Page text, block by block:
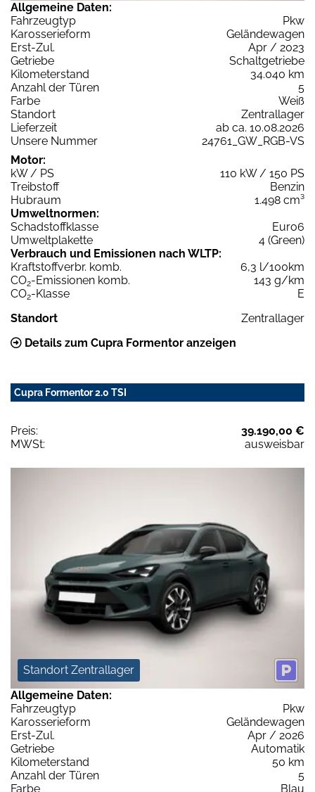
Allgemeine Daten:
Fahrzeugtyp
Pkw
Karosserieform
Geländewagen
Erst-Zul.
Apr / 2023
Getriebe
Schaltgetriebe
Kilometerstand
34.040 km
Anzahl der Türen
5
Farbe
Weiß
Standort
Zentrallager
Lieferzeit
ab ca. 10.08.2026
Unsere Nummer
24761_GW_RGB-VS
Motor:
kW / PS
110 kW / 150 PS
Treibstoff
Benzin
Hubraum
1.498 cm³
Umweltnormen:
Schadstoffklasse
Euro6
Umweltplakette
4 (Green)
Verbrauch und Emissionen nach WLTP:
Kraftstoffverbr. komb.
6,3 l/100km
CO2-Emissionen komb.
143 g/km
CO2-Klasse
E
Standort
Zentrallager
Details zum Cupra Formentor anzeigen
Cupra Formentor 2.0 TSI
Preis:
39.190,00 €
MWSt:
ausweisbar
Standort Zentrallager
Allgemeine Daten:
Fahrzeugtyp
Pkw
Karosserieform
Geländewagen
Erst-Zul.
Apr / 2026
Getriebe
Automatik
Kilometerstand
50 km
Anzahl der Türen
5
Farbe
Blau